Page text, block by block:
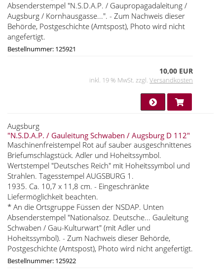
Absenderstempel "N.S.D.A.P. / Gaupropagadaleitung /
Augsburg / Kornhausgasse...". - Zum Nachweis dieser
Behörde, Postgeschichte (Amtspost), Photo wird nicht
angefertigt.
Bestellnummer: 125921
10,00 EUR
inkl. 19 % MwSt. zzgl.Versandkosten
Augsburg
"N.S.D.A.P. / Gauleitung Schwaben / Augsburg D 112"
Maschinenfreistempel Rot auf sauber ausgeschnittenes
Briefumschlagstück. Adler und Hoheitssymbol.
Wertstempel "Deutsches Reich" mit Hoheitssymbol und
Strahlen. Tagesstempel AUGSBURG 1.
1935. Ca. 10,7 x 11,8 cm. - Eingeschränkte
Liefermöglichkeit beachten.
* An die Ortsgruppe Füssen der NSDAP. Unten
Absenderstempel "Nationalsoz. Deutsche... Gauleitung
Schwaben / Gau-Kulturwart" (mit Adler und
Hoheitssymbol). - Zum Nachweis dieser Behörde,
Postgeschichte (Amtspost), Photo wird nicht angefertigt.
Bestellnummer: 125922